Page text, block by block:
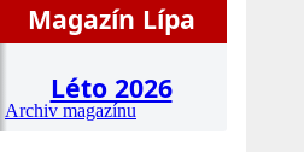
Magazín Lípa
Léto 2026
Archiv magazínu